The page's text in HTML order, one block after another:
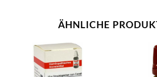
ÄHNLICHE